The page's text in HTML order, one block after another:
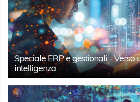
Speciale ERP e gestionali - Verso
intelligenza